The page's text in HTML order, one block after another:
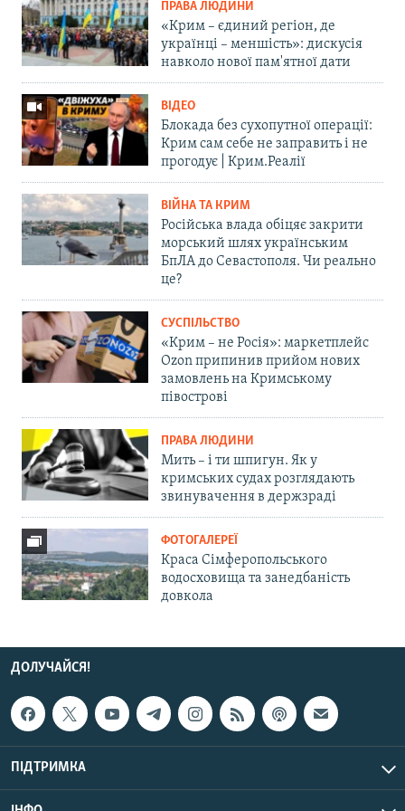
ПРАВА ЛЮДИНИ
«Крим – єдиний регіон, де
українці – меншість»: дискусія
навколо нової пам'ятної дати
ВІДЕО
Блокада без сухопутної операції:
Крим сам себе не заправить і не
прогодує | Крим.Реалії
ВІЙНА ТА КРИМ
Російська влада обіцяє закрити
морський шлях українським
БпЛА до Севастополя. Чи реально
це?
СУСПІЛЬСТВО
«Крим – не Росія»: маркетплейс
Ozon припинив прийом нових
замовлень на Кримському
півострові
ПРАВА ЛЮДИНИ
Мить – і ти шпигун. Як у
кримських судах розглядають
звинувачення в держзраді
ФОТОГАЛЕРЕЇ
Краса Сімферопольського
водосховища та занедбаність
довкола
ДОЛУЧАЙСЯ!
ПІДТРИМКА